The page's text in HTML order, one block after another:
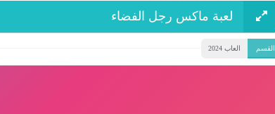
لعبة ماكس رجل الفضاء
القسم العاب 2024